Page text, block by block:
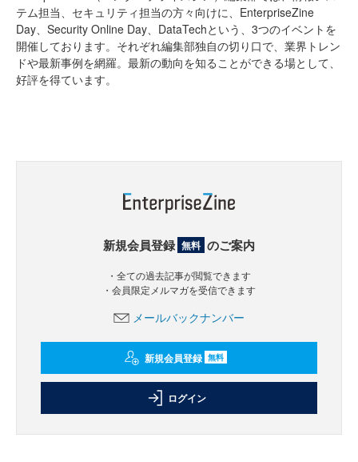
テム担当、セキュリティ担当の方々向けに、EnterpriseZine
Day、Security Online Day、DataTechという、3つのイベントを
開催しております。それぞれ編集部独自の切り口で、業界トレン
ドや最新事例を網羅。最新の動向を知ることができる場として、
好評を得ています。
新規会員登録 無料 のご案内
・全ての過去記事が閲覧できます
・会員限定メルマガを受信できます
メールバックナンバー
新規会員登録 無料
ログイン